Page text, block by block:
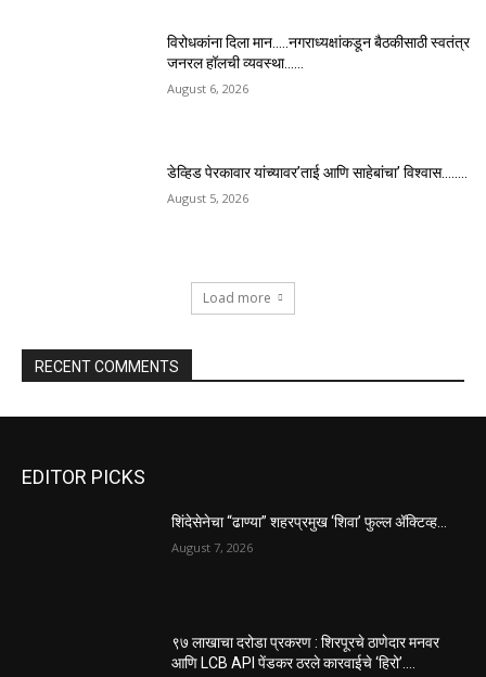
विरोधकांना दिला मान…..नगराध्यक्षांकडून बैठकीसाठी स्वतंत्र
जनरल हॉलची व्यवस्था……
August 6, 2026
डेव्हिड पेरकावार यांच्यावर’ताई आणि साहेबांचा’ विश्वास……..
August 5, 2026
Load more
RECENT COMMENTS
EDITOR PICKS
शिंदेसेनेचा “ढाण्या” शहरप्रमुख ‘शिवा’ फुल्ल ॲक्टिव्ह…
August 7, 2026
९७ लाखाचा दरोडा प्रकरण : शिरपूरचे ठाणेदार मनवर
आणि LCB API पेंडकर ठरले कारवाईचे ‘हिरो’….